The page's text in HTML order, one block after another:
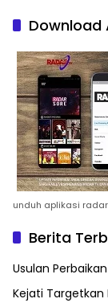
Download
unduh aplikasi
Berita
Usulan
Kejati Targetkan